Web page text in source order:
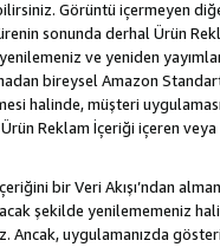
Görüntü içermeyen
sonunda derhal Ürün
ve yeniden
bireysel Amazon
halinde, müşteri
Reklam İçeriği içeren
bir Veri Akışı’ndan
şekilde yenilememeniz
Ancak, uygulamanızda